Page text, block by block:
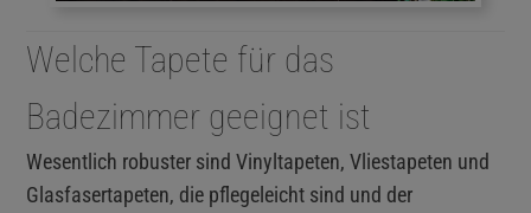
Welche Tapete für das
Badezimmer geeignet ist
Wesentlich robuster sind Vinyltapeten, Vliestapeten und
Glasfasertapeten, die pflegeleicht sind und der